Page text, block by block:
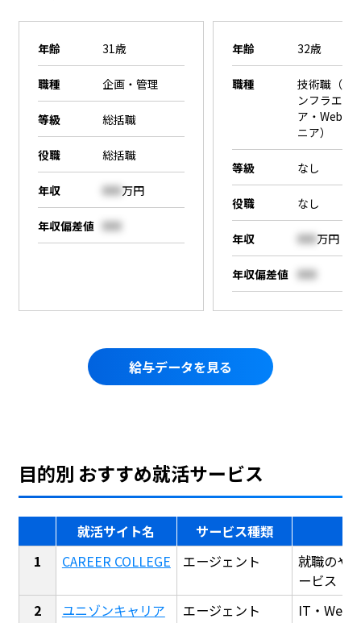
年齢 31歳
職種 企画・管理
等級 総括職
役職 総括職
年収 000万円
年収偏差値 000
年齢 32歳
職種
技術職（SE
ンフラエン
ア・Webエ
ニア）
等級 なし
役職 なし
年収 000万円
年収偏差値 000
給与データを見る
目的別 おすすめ就活サービス
就活サイト名
サービス種類
CAREER COLLEGE
エージェント
就職のや
ービス
ユニゾンキャリア
エージェント
IT・Web